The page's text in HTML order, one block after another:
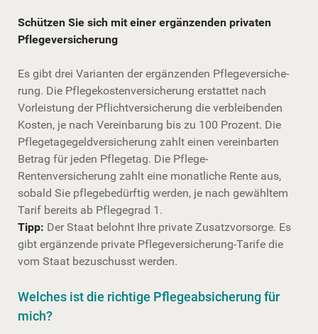
Schützen Sie sich mit einer ergänzenden privaten
Pflege­ver­si­che­rung
Es gibt drei Varianten der ergänzenden Pflege­ver­si­che­
rung. Die Pflegekostenversicherung erstattet nach
Vorleistung der Pflichtversicherung die verbleibenden
Kosten, je nach Vereinbarung bis zu 100 Prozent. Die
Pflegetagegeldversicherung zahlt einen vereinbarten
Betrag für jeden Pflegetag. Die Pflege-
Rentenversicherung zahlt eine monatliche Rente aus,
sobald Sie pflegebedürftig werden, je nach gewähltem
Tarif bereits ab Pflegegrad 1.
Tipp: Der Staat belohnt Ihre private Zusatzvorsorge. Es
gibt ergänzende private Pflegeversicherung-Tarife die
vom Staat bezuschusst werden.
Welches ist die richtige Pflegeabsicherung für
mich?